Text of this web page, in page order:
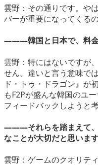
雲野：その通りです。や
バーが重要になってくるの
―――韓国と日本で、料金
雲野：特にはないですが
せん。違いと言う意味で
ド・トゥ・ドラゴン』が
もF2Pが盛んな韓国のユ
フィードバックしようと
―――それらを踏まえて、
なことが大切だと思います
雲野：ゲームのクオリテ